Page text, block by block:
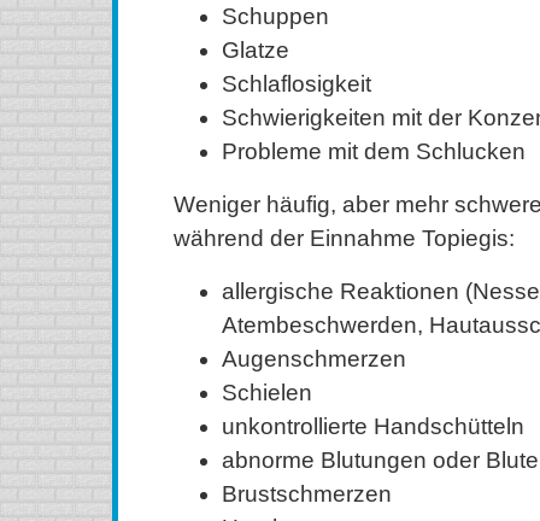
Schuppen
Glatze
Schlaflosigkeit
Schwierigkeiten mit der
Probleme mit dem Schlucken
Weniger häufig, aber mehr
während der Einnahme Topiegis:
allergische Reaktionen
Atembeschwerden,
Augenschmerzen
Schielen
unkontrollierte Handschütteln
abnorme Blutungen oder
Brustschmerzen